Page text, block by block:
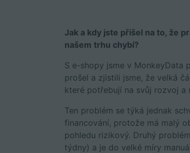
Jak a kdy jste přišel na to, že
našem trhu chybí?
S e-shopy jsme v MonkeyData
prošel a zjistili jsme, že velká
které potřebují na svůj rozvoj
Ten problém se týká jednak
financování, protože má malý
pohledu rizikový. Druhý
týdny) a je do velké míry